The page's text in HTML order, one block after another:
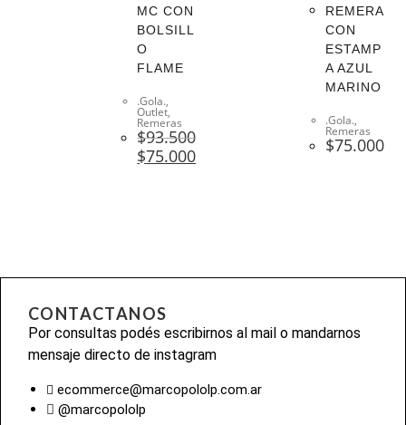
MC CON
BOLSILL
O
FLAME
.Gola.,
Outlet,
Remeras
$93.500
$75.000
REMERA
CON
ESTAMP
A AZUL
MARINO
.Gola.,
Remeras
$75.000
CONTACTANOS
Por consultas podés escribirnos al mail o mandarnos
mensaje directo de instagram
ecommerce@marcopololp.com.ar
@marcopololp